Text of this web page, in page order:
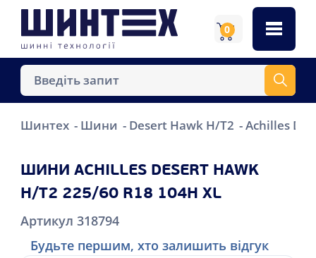
0
Шинтех Шини Desert Hawk H/T2 Achilles
ШИНИ ACHILLES DESERT HAWK
H/T2 225/60 R18 104H XL
Артикул 318794
Будьте першим, хто залишить відгук